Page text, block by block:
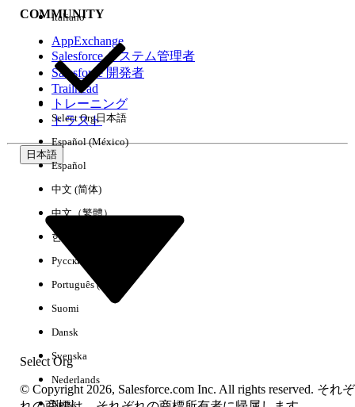
環境
COMMUNITY
AppExchange
Salesforce システム管理者
Salesforce 開発者
Trailhead
トレーニング
トラスト
日本語
Select Org
Italiano
Select Org日本語
Español (México)
Español
中文 (简体)
中文（繁體）
한국어
Русский
Português (Brasil)
Suomi
Dansk
Svenska
Nederlands
Norsk
© Copyright 2026, Salesforce.com Inc. All rights reserved. それぞ